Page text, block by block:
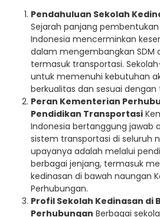
Pendahuluan Sekolah
Sejarah panjang
Indonesia mencerminkan
dalam mengembangkan SDM
termasuk transportasi.
untuk memenuhi kebutuhan
berkualitas dan sesuai
Peran Kementerian
Pendidikan Transportasi
Indonesia bertanggung jawab
sistem transportasi di seluruh
upayanya adalah melalui
berbagai jenjang, termasuk
kedinasan di bawah naungan
Perhubungan.
Profil Sekolah Kedinasan di
Perhubungan Berbagai